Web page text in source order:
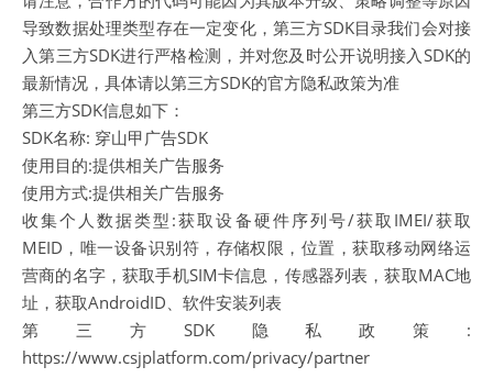
导致数据处理类型存在一定变化，第三方SDK目录我们会对接
入第三方SDK进行严格检测，并对您及时公开说明接入SDK的
最新情况，具体请以第三方SDK的官方隐私政策为准
第三方SDK信息如下：
SDK名称: 穿山甲广告SDK
使用目的:提供相关广告服务
使用方式:提供相关广告服务
收集个人数据类型:获取设备硬件序列号/获取IMEI/获取
MEID，唯一设备识别符，存储权限，位置，获取移动网络运
营商的名字，获取手机SIM卡信息，传感器列表，获取MAC地
址，获取AndroidID、软件安装列表
第三方SDK隐私政策:
https://www.csjplatform.com/privacy/partner